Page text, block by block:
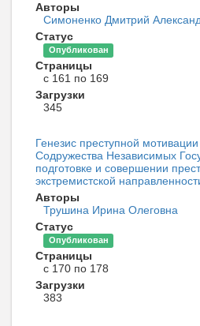
Авторы
Симоненко Дмитрий
Статус
Опубликован
Страницы
с 161 по 169
Загрузки
345
Генезис преступной
Содружества Независимых
подготовке и совершении
экстремистской
Авторы
Трушина Ирина Олеговна
Статус
Опубликован
Страницы
с 170 по 178
Загрузки
383